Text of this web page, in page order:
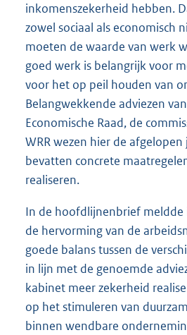
inkomenszekerheid hebben.
zowel sociaal als economisch
moeten de waarde van werk
goed werk is belangrijk voor
voor het op peil houden van
Belangwekkende adviezen
Economische Raad, de
WRR wezen hier de
bevatten concrete
realiseren.
In de hoofdlijnenbrief
de hervorming van de
goede balans tussen de
in lijn met de genoemde
kabinet meer zekerheid
op het stimuleren van
binnen wendbare